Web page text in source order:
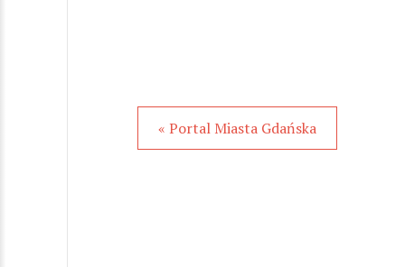
« Portal Miasta Gdańska